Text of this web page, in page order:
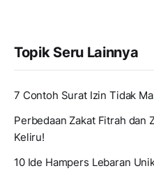
Topik Seru Lainnya
7 Contoh Surat Izin Tidak
Perbedaan Zakat Fitrah dan
Keliru!
10 Ide Hampers Lebaran